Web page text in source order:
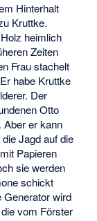
Hinterhalt
Kruttke.
heimlich
Zeiten
Frau stachelt
habe Kruttke
Der
Otto
Aber er kann
Jagd auf die
Papieren
sie werden
schickt
Generator wird
vom Förster